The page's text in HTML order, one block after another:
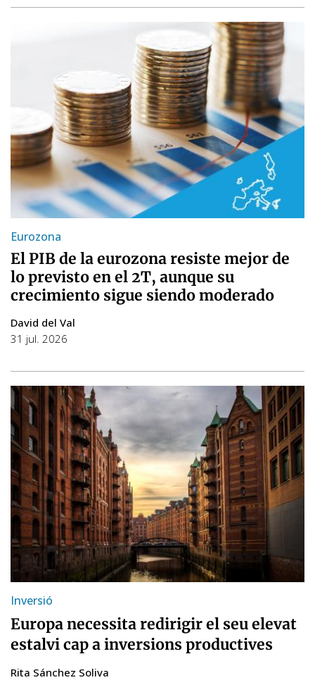
Eurozona
El PIB de la eurozona resiste mejor de
lo previsto en el 2T, aunque su
crecimiento sigue siendo moderado
David del Val
31 jul. 2026
Inversió
Europa necessita redirigir el seu elevat
estalvi cap a inversions productives
Rita Sánchez Soliva